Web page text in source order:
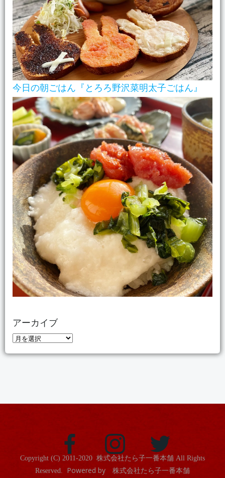
今日の朝ごはん『とろろ野沢菜明太子ごはん』
アーカイブ
ア
Copyright (C) 2011-2020 株式会社たら子一番本舗 All Rights
Reserved.
Powered by 株式会社たら子一番本舗